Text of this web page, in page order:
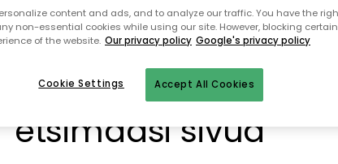
valitettavasti löydä
etsimääsi sivua
content and ads, and to analyze our traffic. You have the
non-essential cookies while using our site. However, blocking
of the website. Our privacy policy Google's privacy policy
Accept All Cookies
Cookie Settings